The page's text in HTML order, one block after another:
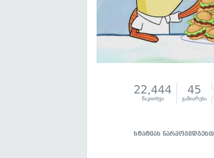
22,444
წაკითხვა
45
გაზიარება
სტატიას წარმოგიდგენთ